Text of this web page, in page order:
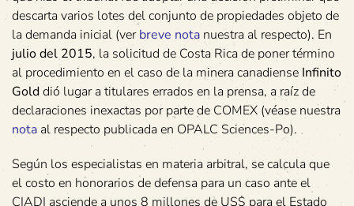
descarta varios lotes del conjunto de propiedades objeto de
la demanda inicial (verbreve nota nuestra al respecto). En
julio del 2015, la solicitud de Costa Rica de poner término
al procedimiento en el caso de la minera canadiense Infinito
Golddió lugar a titulares errados en la prensa, a raíz de
declaraciones inexactas por parte de COMEX (véase nuestra
nota al respecto publicada en OPALC Sciences-Po).
Según los especialistas en materia arbitral, se calcula que
el costo en honorarios de defensa para un caso ante el
CIADI asciende a unos 8 millones de US$ para el Estado